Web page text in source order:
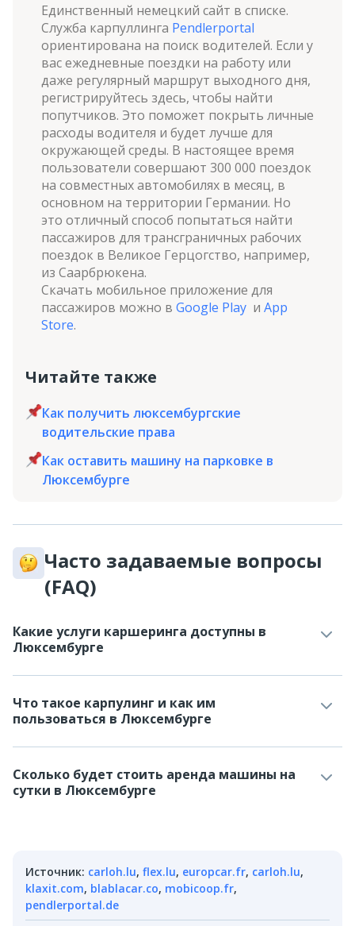
Единственный немецкий сайт в списке.
Служба карпуллинга Pendlerportal
ориентирована на поиск водителей. Если у
вас ежедневные поездки на работу или
даже регулярный маршрут выходного дня,
регистрируйтесь здесь, чтобы найти
попутчиков. Это поможет покрыть личные
расходы водителя и будет лучше для
окружающей среды. В настоящее время
пользователи совершают 300 000 поездок
на совместных автомобилях в месяц, в
основном на территории Германии. Но
это отличный способ попытаться найти
пассажиров для трансграничных рабочих
поездок в Великое Герцогство, например,
из Саарбрюкена.
Скачать мобильное приложение для
пассажиров можно в Google Play и App
Store.
Читайте также
Как получить люксембургские
водительские права
Как оставить машину на парковке в
Люксембурге
Часто задаваемые вопросы
(FAQ)
Какие услуги каршеринга доступны в
Люксембурге
Что такое карпулинг и как им
пользоваться в Люксембурге
Сколько будет стоить аренда машины на
сутки в Люксембурге
Источник: carloh.lu, flex.lu, europcar.fr, carloh.lu,
klaxit.com, blablacar.co, mobicoop.fr,
pendlerportal.de